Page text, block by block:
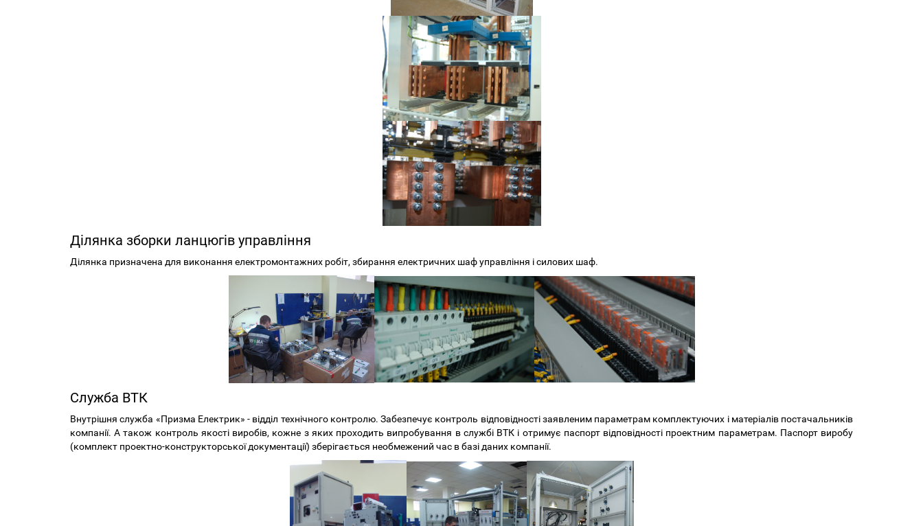
Ділянка зборки ланцюгів управління
Ділянка призначена для виконання електромонтажних робіт, збирання електричних шаф управління і силових шаф.
Служба ВТК
Внутрішня служба «Призма Електрик» - відділ технічного контролю. Забезпечує контроль відповідності заявленим параметрам комплектуючих і матеріалів постачальників
компанії. А також контроль якості виробів, кожне з яких проходить випробування в службі ВТК і отримує паспорт відповідності проектним параметрам. Паспорт виробу
(комплект проектно-конструкторської документації) зберігається необмежений час в базі даних компанії.